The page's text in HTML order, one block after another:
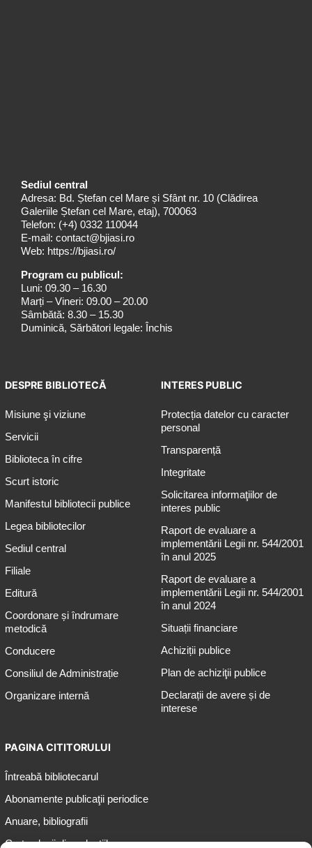
Sediul central
Adresa: Bd. Ștefan cel Mare și Sfânt nr. 10 (Clădirea
Galeriile Ștefan cel Mare, etaj), 700063
Telefon: (+4) 0332 110044
E-mail: contact@bjiasi.ro
Web: https://bjiasi.ro/
Program cu publicul:
Luni: 09.30 – 16.30
Marți – Vineri: 09.00 – 20.00
Sâmbătă: 8.30 – 15.30
Duminică, Sărbători legale: Închis
DESPRE BIBLIOTECĂ
Misiune şi viziune
Servicii
Biblioteca în cifre
Scurt istoric
Manifestul bibliotecii publice
Legea bibliotecilor
Sediul central
Filiale
Editură
Coordonare și îndrumare
metodică
Conducere
Consiliul de Administrație
Organizare internă
INTERES PUBLIC
Protecția datelor cu caracter
personal
Transparență
Integritate
Solicitarea informaţiilor de
interes public
Raport de evaluare a
implementării Legii nr. 544/2001
în anul 2025
Raport de evaluare a
implementării Legii nr. 544/2001
în anul 2024
Situații financiare
Achiziții publice
Plan de achiziţii publice
Declarații de avere și de
interese
PAGINA CITITORULUI
Întreabă bibliotecarul
Abonamente publicaţii periodice
Anuare, bibliografii
Cartea lunii din colecțiile